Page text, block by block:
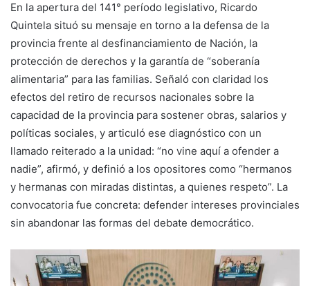
En la apertura del 141° período legislativo, Ricardo
Quintela situó su mensaje en torno a la defensa de la
provincia frente al desfinanciamiento de Nación, la
protección de derechos y la garantía de “soberanía
alimentaria” para las familias. Señaló con claridad los
efectos del retiro de recursos nacionales sobre la
capacidad de la provincia para sostener obras, salarios y
políticas sociales, y articuló ese diagnóstico con un
llamado reiterado a la unidad: “no vine aquí a ofender a
nadie”, afirmó, y definió a los opositores como “hermanos
y hermanas con miradas distintas, a quienes respeto”. La
convocatoria fue concreta: defender intereses provinciales
sin abandonar las formas del debate democrático.